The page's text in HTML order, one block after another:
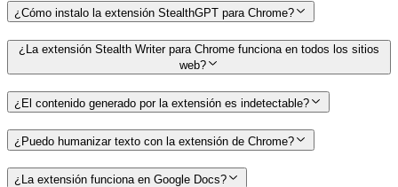
¿Cómo instalo la extensión StealthGPT para Chrome?
¿La extensión Stealth Writer para Chrome funciona en todos los sitios
web?
¿El contenido generado por la extensión es indetectable?
¿Puedo humanizar texto con la extensión de Chrome?
¿La extensión funciona en Google Docs?